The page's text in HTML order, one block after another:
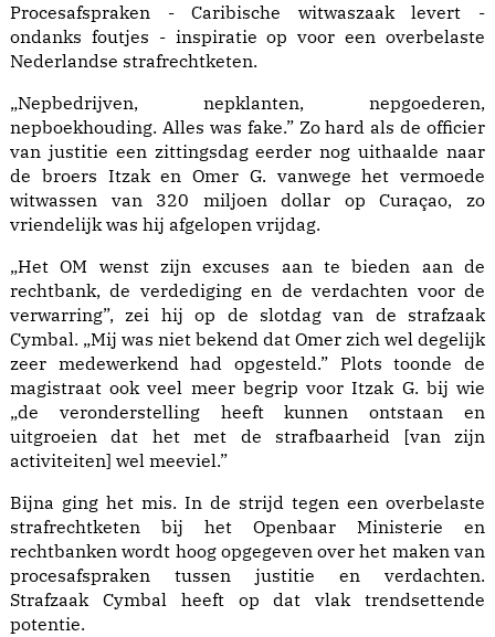
Procesafspraken - Caribische witwaszaak levert -
ondanks foutjes - inspiratie op voor een overbelaste
Nederlandse strafrechtketen.
„Nepbedrijven, nepklanten, nepgoederen,
nepboekhouding. Alles was fake.” Zo hard als de officier
van justitie een zittingsdag eerder nog uithaalde naar
de broers Itzak en Omer G. vanwege het vermoede
witwassen van 320 miljoen dollar op Curaçao, zo
vriendelijk was hij afgelopen vrijdag.
„Het OM wenst zijn excuses aan te bieden aan de
rechtbank, de verdediging en de verdachten voor de
verwarring”, zei hij op de slotdag van de strafzaak
Cymbal. „Mij was niet bekend dat Omer zich wel degelijk
zeer medewerkend had opgesteld.” Plots toonde de
magistraat ook veel meer begrip voor Itzak G. bij wie
„de veronderstelling heeft kunnen ontstaan en
uitgroeien dat het met de strafbaarheid [van zijn
activiteiten] wel meeviel.”
Bijna ging het mis. In de strijd tegen een overbelaste
strafrechtketen bij het Openbaar Ministerie en
rechtbanken wordt hoog opgegeven over het maken van
procesafspraken tussen justitie en verdachten.
Strafzaak Cymbal heeft op dat vlak trendsettende
potentie.